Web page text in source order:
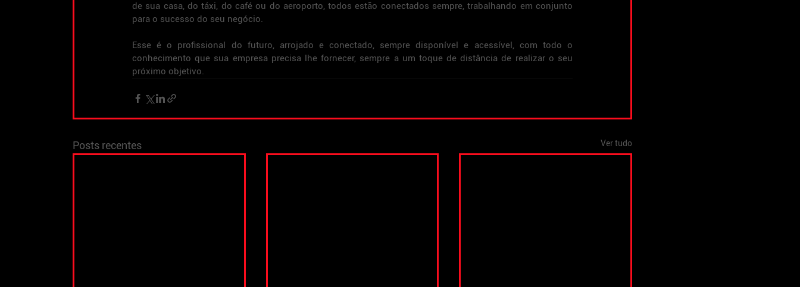
de sua casa, do táxi, do café ou do aeroporto, todos estão conectados sempre, trabalhando em conjunto
para o sucesso do seu negócio.
Esse é o profissional do futuro, arrojado e conectado, sempre disponível e acessível, com todo o
conhecimento que sua empresa precisa lhe fornecer, sempre a um toque de distância de realizar o seu
próximo objetivo.
Posts recentes Ver tudo